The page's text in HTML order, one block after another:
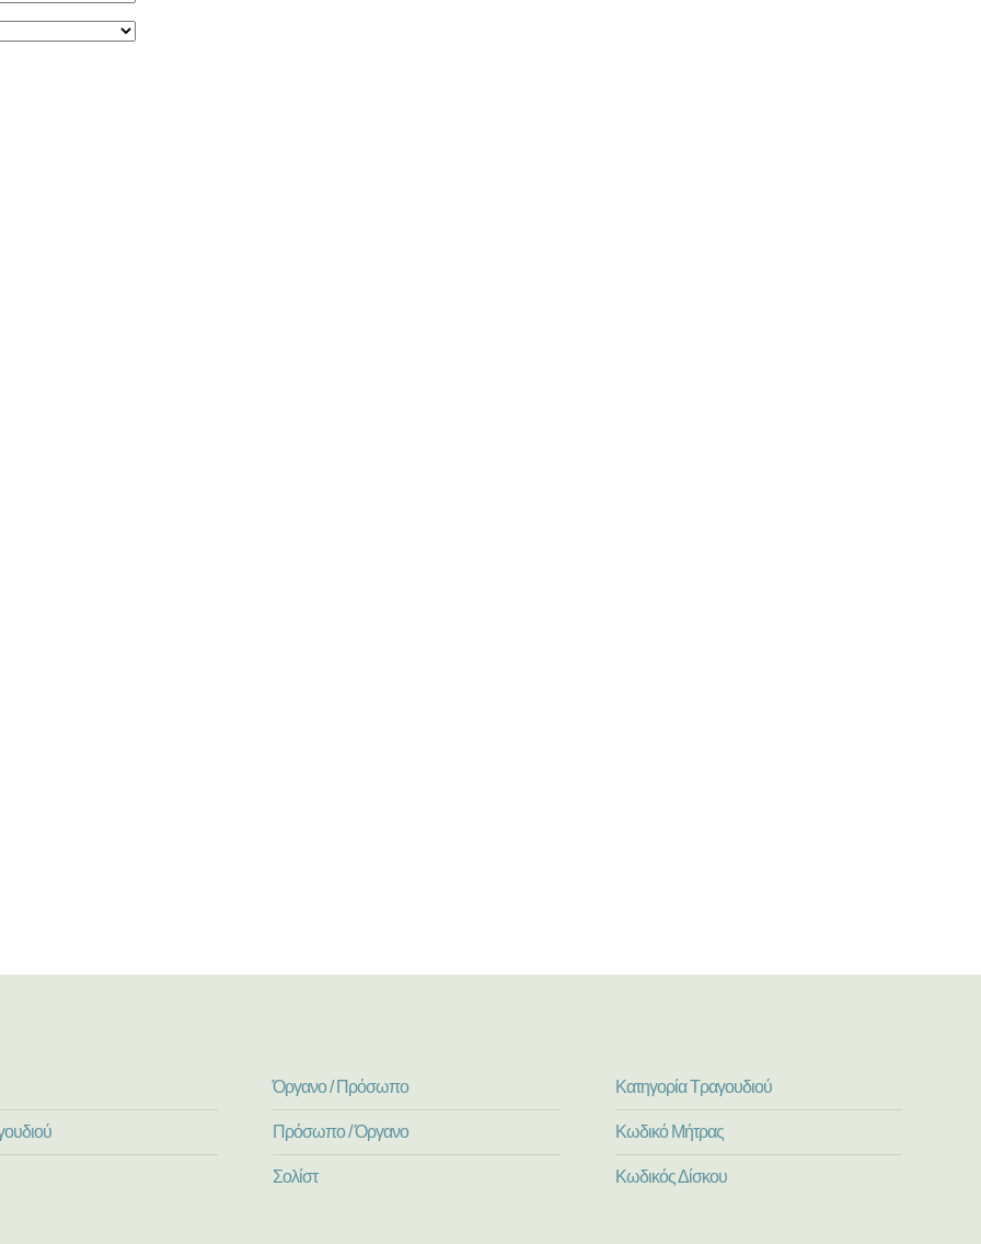
Όργανο / Πρόσωπο
Πρόσωπο / Όργανο
Σολίστ
Κατηγορία Τραγουδιού
Κωδικό Μήτρας
Κωδικός Δίσκου